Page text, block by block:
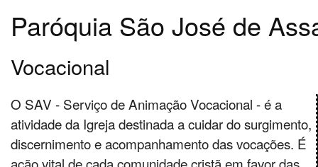
Paróquia São José de
Vocacional
O SAV - Serviço de Animação Vocacional - é a
atividade da Igreja destinada a cuidar do surgimento,
discernimento e acompanhamento das vocações. É